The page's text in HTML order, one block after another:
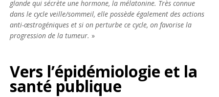
glande qui sécrète une hormone, la mélatonine. Très connue
dans le cycle veille/sommeil, elle possède également des actions
anti-œstrogéniques et si on perturbe ce cycle, on favorise la
progression de la tumeur. »
Vers l’épidémiologie et la
santé publique